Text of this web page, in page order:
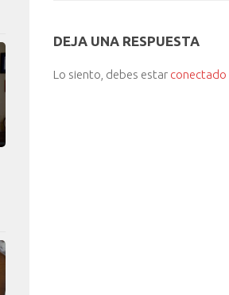
DEJA UNA RESPUESTA
Lo siento, debes estar conectado